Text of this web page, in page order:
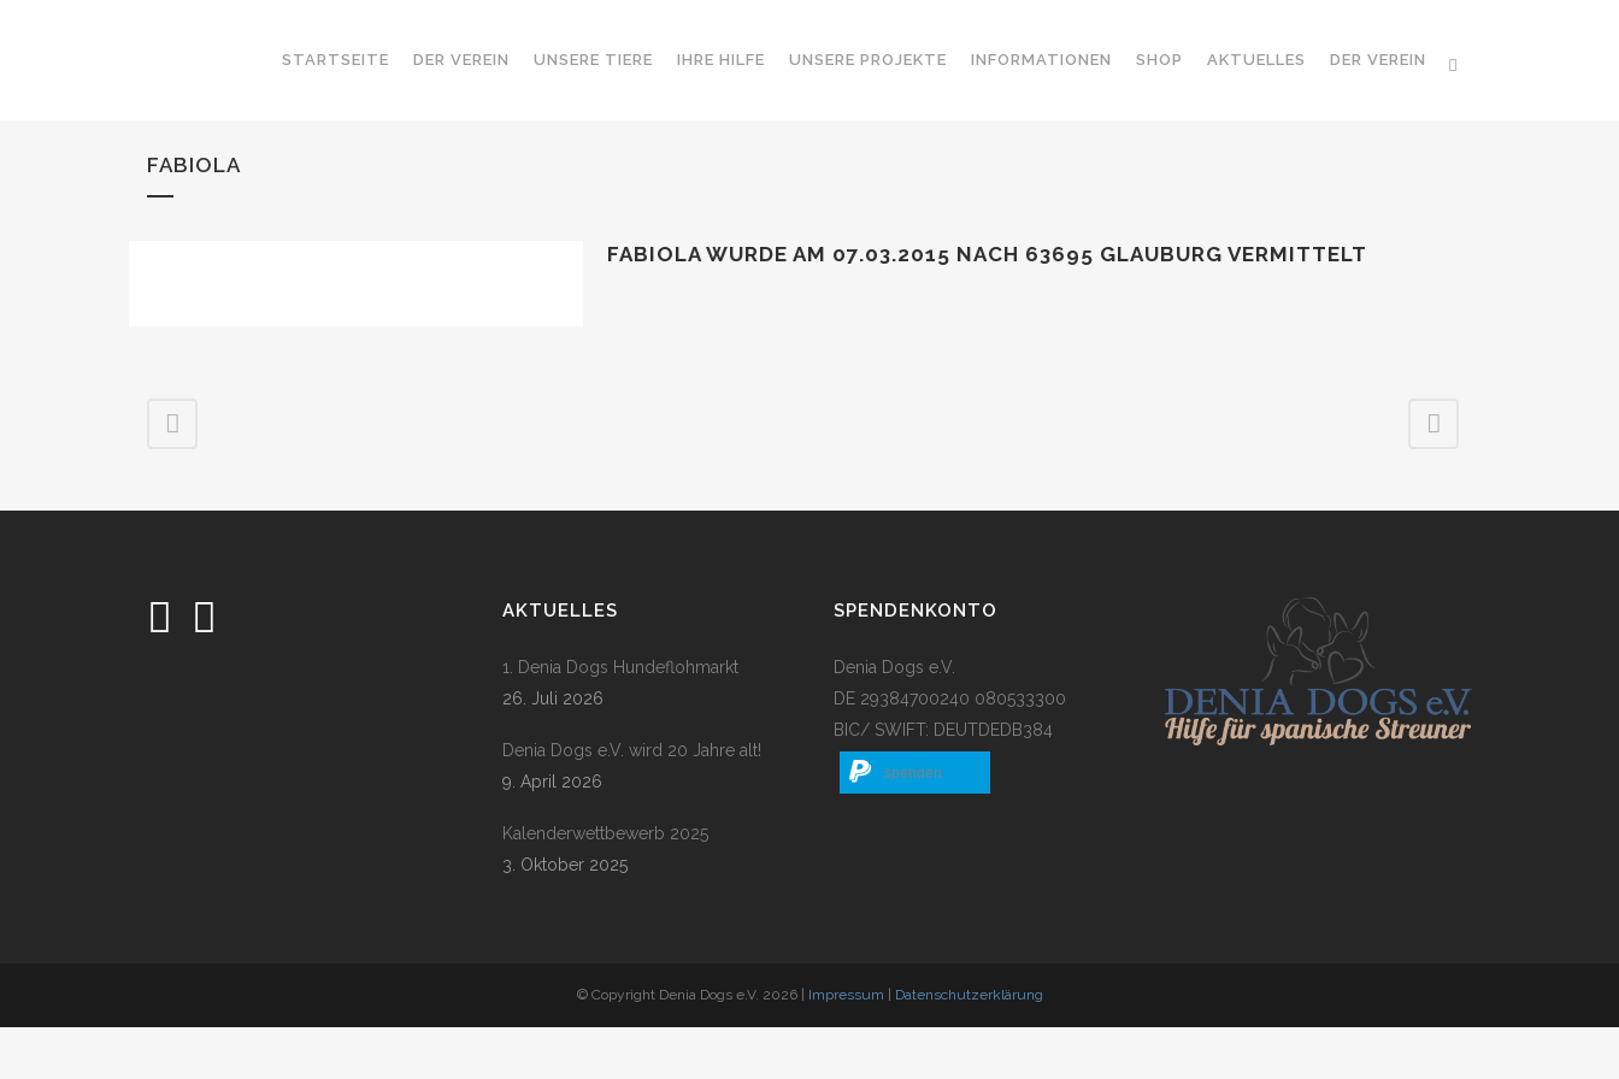
STARTSEITE DER VEREIN UNSERE TIERE IHRE HILFE UNSERE PROJEKTE INFORMATIONEN SHOP AKTUELLES DER VEREIN
FABIOLA
FABIOLA WURDE AM 07.03.2015 NACH 63695 GLAUBURG VERMITTELT
AKTUELLES
1. Denia Dogs Hundeflohmarkt
26. Juli 2026
Denia Dogs e.V. wird 20 Jahre alt!
9. April 2026
Kalenderwettbewerb 2025
3. Oktober 2025
SPENDENKONTO
Denia Dogs e.V.
DE 29384700240 080533300
BIC/ SWIFT: DEUTDEDB384
spenden
© Copyright Denia Dogs e.V. 2026 | Impressum Datenschutzerklärung